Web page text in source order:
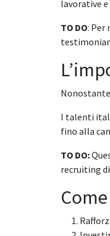
lavorative
TO DO: Per
I talenti
fino alla
TO DO:
recruiting